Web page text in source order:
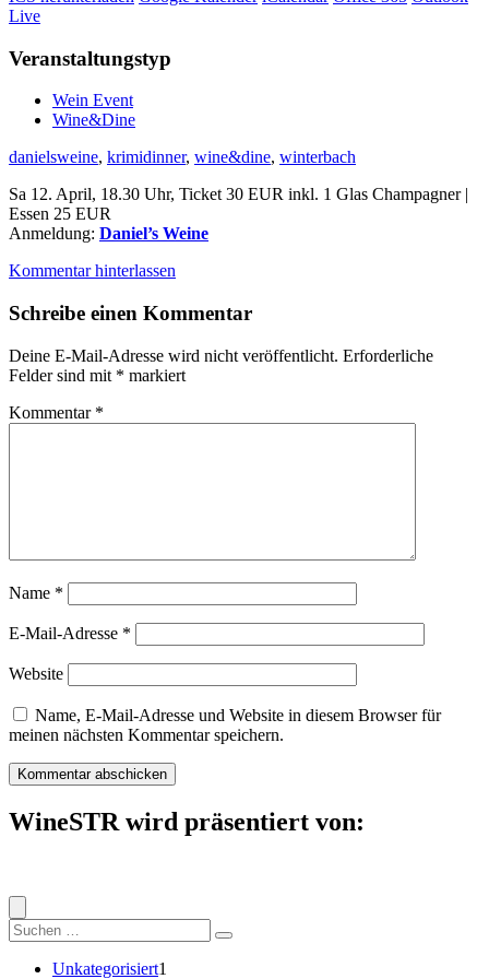
Live
Veranstaltungstyp
Wein Event
Wine&Dine
danielsweine, krimidinner, wine&dine, winterbach
Sa 12. April, 18.30 Uhr, Ticket 30 EUR inkl. 1 Glas Champagner |
Essen 25 EUR
Anmeldung: Daniel’s Weine
Kommentar hinterlassen
Schreibe einen Kommentar
Deine E-Mail-Adresse wird nicht veröffentlicht. Erforderliche
Felder sind mit * markiert
Kommentar *
Name *
E-Mail-Adresse *
Website
Name, E-Mail-Adresse und Website in diesem Browser für
meinen nächsten Kommentar speichern.
WineSTR wird präsentiert von:
Suche
nach:
Unkategorisiert1